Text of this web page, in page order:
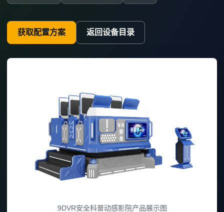
获取配置方案 返回设备目录
9DVR安全科普动感影院产品展示图